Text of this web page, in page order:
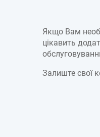
Якщо Вам
цікавить
Залиште свої